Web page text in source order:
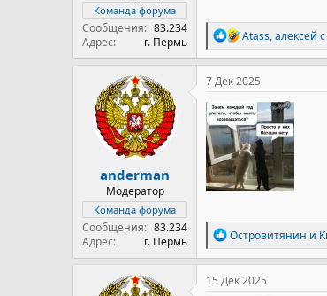
Команда форума
Сообщения
83.234
Адрес
г. Пермь
Р
е
а
к
и
и
:
Atass,алексей
anderman
Модератор
Команда форума
Сообщения
83.234
Адрес
г. Пермь
7 Дек 2025
Р
е
а
к
Островитянин и
15 Дек 2025